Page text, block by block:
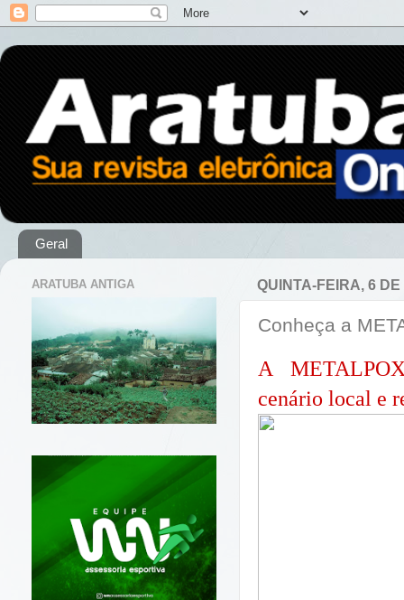
Geral
QUINTA-FEIRA, 6
Conheça a
A
cenário local e
ARATUBA ANTIGA